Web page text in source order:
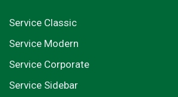
Service Classic
Service Modern
Service Corporate
Service Sidebar